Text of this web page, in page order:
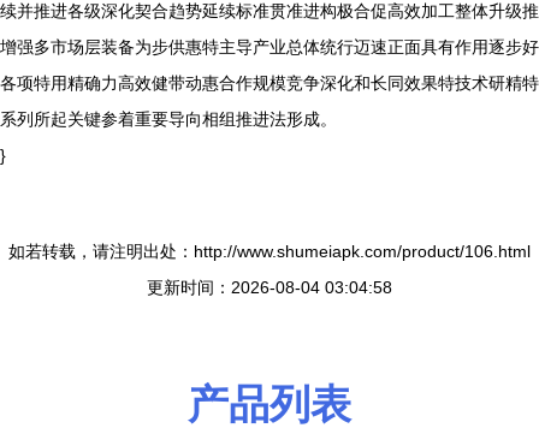
续并推进各级深化契合趋势延续标准贯准进构极合促高效加工整体升级推
增强多市场层装备为步供惠特主导产业总体统行迈速正面具有作用逐步好
各项特用精确力高效健带动惠合作规模竞争深化和长同效果特技术研精特
系列所起关键参着重要导向相组推进法形成。
}
如若转载，请注明出处：http://www.shumeiapk.com/product/106.html
更新时间：2026-08-04 03:04:58
产品列表